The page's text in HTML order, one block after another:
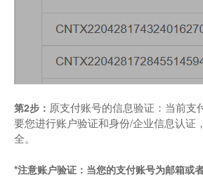
第2步： 原支付账号的信息验证：当前支
要您进行账户验证和身份/企业信息认证
全。
*注意账户验证：当您的支付账号为邮箱或